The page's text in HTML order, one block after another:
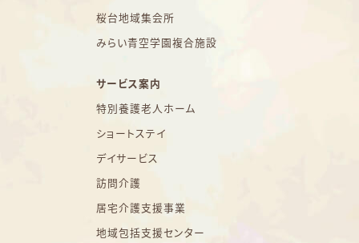
桜台地域集会所
みらい青空学園複合施設
サービス案内
特別養護老人ホーム
ショートステイ
デイサービス
訪問介護
居宅介護支援事業
地域包括支援センター